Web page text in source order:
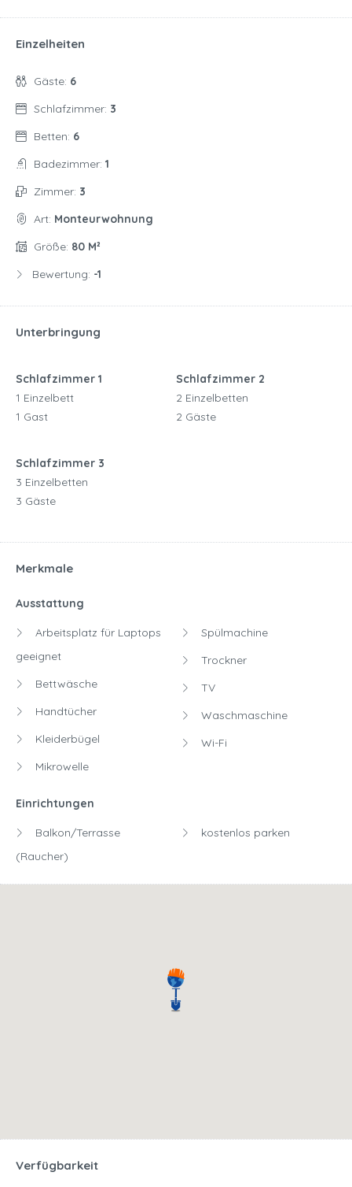
Einzelheiten
Gäste: 6
Schlafzimmer: 3
Betten: 6
Badezimmer: 1
Zimmer: 3
Art: Monteurwohnung
Größe: 80 M²
Bewertung: -1
Unterbringung
Schlafzimmer 1
1 Einzelbett
1 Gast
Schlafzimmer 2
2 Einzelbetten
2 Gäste
Schlafzimmer 3
3 Einzelbetten
3 Gäste
Merkmale
Ausstattung
Arbeitsplatz für Laptops
geeignet
Bettwäsche
Handtücher
Kleiderbügel
Mikrowelle
Spülmachine
Trockner
TV
Waschmaschine
Wi-Fi
Einrichtungen
Balkon/Terrasse
(Raucher)
kostenlos parken
Verfügbarkeit